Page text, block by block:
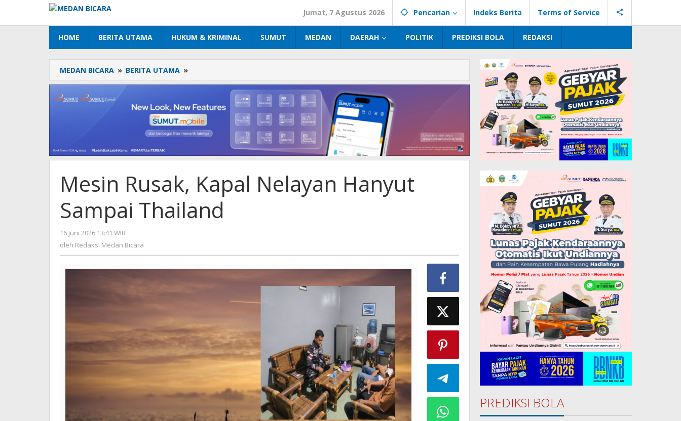
konten
Jumat, 7 Agustus 2026 Pencarian Indeks Berita Terms of Service
HOME BERITA UTAMA HUKUM & KRIMINAL SUMUT MEDAN DAERAH POLITIK PREDIKSI BOLA REDAKSI
MEDAN BICARA » BERITA UTAMA »
Rusak,
Nelayan
Hanyut
Sampai
Thailand
Mesin Rusak, Kapal Nelayan Hanyut
Sampai Thailand
16 Juni 2026 13:41 WIB
Redaksi
oleh Redaksi Medan Bicara
PREDIKSI BOLA